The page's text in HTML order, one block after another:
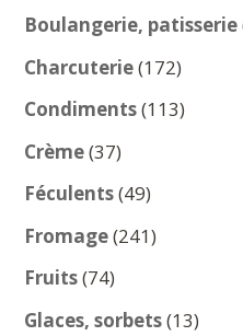
produits
Boulangerie, patisserie
Charcuterie 172172
produits
Condiments 113113
Crème 3737
produits
Féculents 4949
produits
Fromage 241241
Fruits 7474
produits
Glaces, sorbets 1313